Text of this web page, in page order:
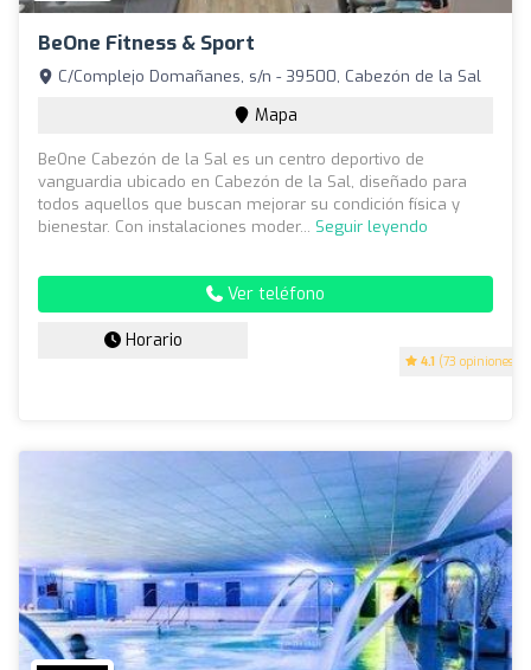
BeOne Fitness & Sport
4.1 (73 opiniones)
C/Complejo Domañanes, s/n - 39500, Cabezón de la Sal
Mapa
BeOne Cabezón de la Sal es un centro deportivo de
vanguardia ubicado en Cabezón de la Sal, diseñado para
todos aquellos que buscan mejorar su condición física y
bienestar. Con instalaciones moder... Seguir leyendo
Ver teléfono
Horario